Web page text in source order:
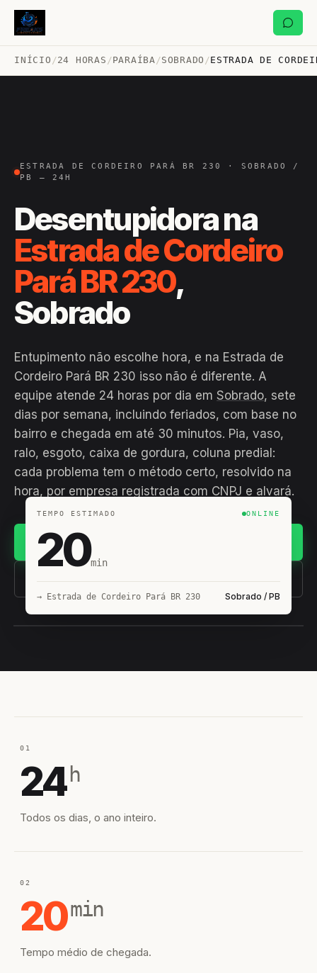
INÍCIO /24 HORAS /PARAÍBA /SOBRADO /ESTRADA DE
ESTRADA DE CORDEIRO PARÁ BR 230 · SOBRADO /
PB — 24H
Desentupidora na
Estrada de Cordeiro
Pará BR 230,
Sobrado
Entupimento não escolhe hora, e na Estrada de
Cordeiro Pará BR 230 isso não é diferente. A
equipe atende 24 horas por dia em Sobrado, sete
dias por semana, incluindo feriados, com base no
bairro e chegada em até 30 minutos. Pia, vaso,
ralo, esgoto, caixa de gordura, coluna predial:
cada problema tem o método certo, resolvido na
hora, por empresa registrada com CNPJ e alvará.
(11) 93407-8838
TEMPO ESTIMADO ONLINE
20min
→ Estrada de Cordeiro Pará BR 230 Sobrado / PB
01
24 h
Todos os dias, o ano inteiro.
02
20min
Tempo médio de chegada.